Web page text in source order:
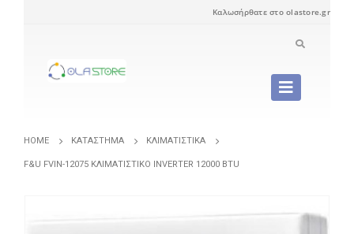
Καλωσήρθατε στο olastore.gr
HOME ΚΑΤΆΣΤΗΜΑ ΚΛΙΜΑΤΙΣΤΙΚΆ
F&U FVIN-12075 ΚΛΙΜΑΤΙΣΤΙΚΌ INVERTER 12000 BTU